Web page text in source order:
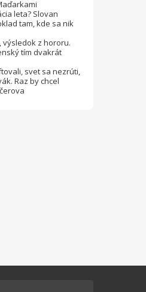
leta? Slovan
tam, kde sa nik
výsledok z hororu.
tím dvakrát
svet sa nezrúti,
Raz by chcel